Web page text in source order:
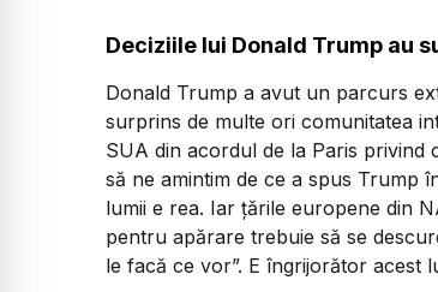
Deciziile lui Donald Trump au
Donald Trump a avut un parcurs
surprins de multe ori comunitatea
SUA din acordul de la Paris privind
să ne amintim de ce a spus Trump
lumii e rea. Iar țările europene din
pentru apărare trebuie să se
le facă ce vor”. E îngrijorător acest